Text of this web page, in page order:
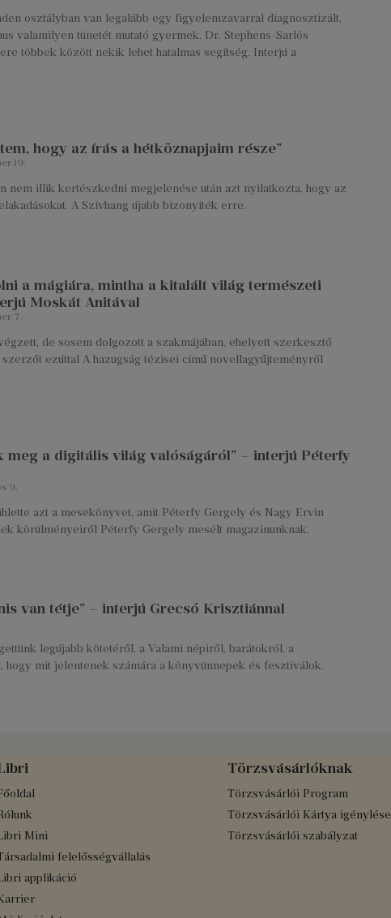
osztályban van legalább egy figyelemzavarral diagnosztizált,
valamilyen tünetét mutató gyermek. Dr. Stephens-Sarlós
többek között nekik lehet hatalmas segítség. Interjú a
hogy az írás a hétköznapjaim része”
19.
nem illik kertészkedni megjelenése után azt nyilatkozta, hogy az
A Szívhang újabb bizonyíték erre.
a mágiára, mintha a kitalált világ természeti
Moskát Anitával
7.
de sosem dolgozott a szakmájában, ehelyett szerkesztő
ezúttal A hazugság tézisei című novellagyűjteményről
meg a digitális világ valóságáról” – interjú Péterfy
9.
azt a mesekönyvet, amit Péterfy Gergely és Nagy Ervin
körülményeiről Péterfy Gergely mesélt magazinunknak.
van tétje” – interjú Grecsó Krisztiánnal
legújabb kötetéről, a Valami népiről, barátokról, a
mit jelentenek számára a könyvünnepek és fesztiválok.
Mini
felelősségvállalás
applikáció
Törzsvásárlóknak
Törzsvásárlói Program
Törzsvásárlói Kártya igénylése
Törzsvásárlói szabályzat